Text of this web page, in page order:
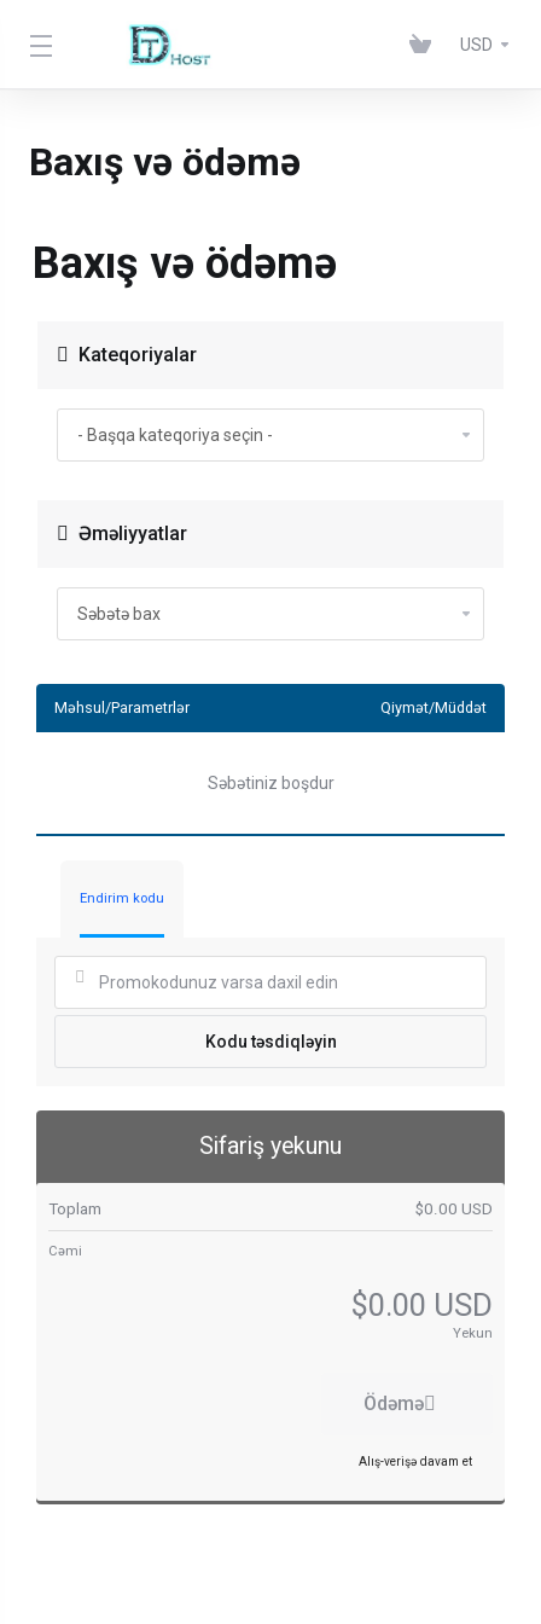
USD
Baxış və ödəmə
Baxış və ödəmə
Kateqoriyalar
Əməliyyatlar
Məhsul/Parametrlər Qiymət/Müddət
Səbətiniz boşdur
Endirim kodu
Kodu təsdiqləyin
Sifariş yekunu
Toplam $0.00 USD
Cəmi
$0.00 USD
Yekun
Ödəmə
Alış-verişə davam et